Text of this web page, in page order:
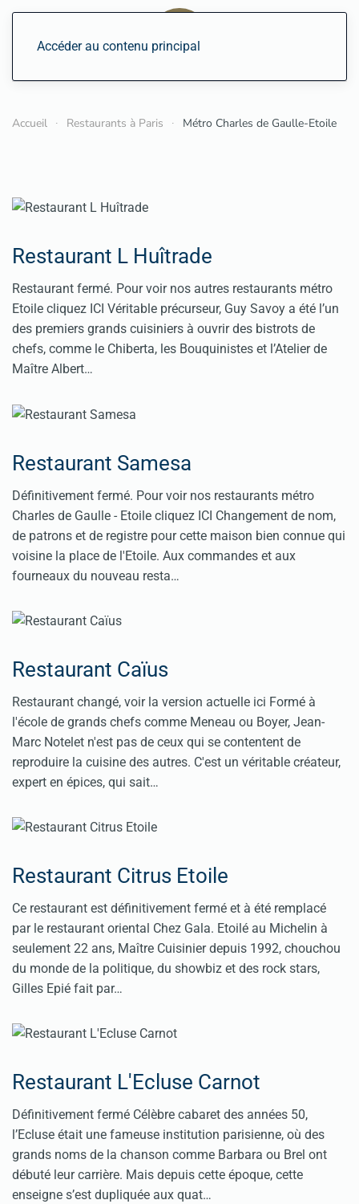
Accéder au contenu principal
Accueil Restaurants à Paris Métro Charles de Gaulle-Etoile
Restaurant L Huîtrade
Restaurant fermé. Pour voir nos autres restaurants métro
Etoile cliquez ICI Véritable précurseur, Guy Savoy a été l’un
des premiers grands cuisiniers à ouvrir des bistrots de
chefs, comme le Chiberta, les Bouquinistes et l’Atelier de
Maître Albert…
Restaurant Samesa
Définitivement fermé. Pour voir nos restaurants métro
Charles de Gaulle - Etoile cliquez ICI Changement de nom,
de patrons et de registre pour cette maison bien connue qui
voisine la place de l'Etoile. Aux commandes et aux
fourneaux du nouveau resta…
Restaurant Caïus
Restaurant changé, voir la version actuelle ici Formé à
l'école de grands chefs comme Meneau ou Boyer, Jean-
Marc Notelet n'est pas de ceux qui se contentent de
reproduire la cuisine des autres. C'est un véritable créateur,
expert en épices, qui sait…
Restaurant Citrus Etoile
Ce restaurant est définitivement fermé et à été remplacé
par le restaurant oriental Chez Gala. Etoilé au Michelin à
seulement 22 ans, Maître Cuisinier depuis 1992, chouchou
du monde de la politique, du showbiz et des rock stars,
Gilles Epié fait par…
Restaurant L'Ecluse Carnot
Définitivement fermé Célèbre cabaret des années 50,
l’Ecluse était une fameuse institution parisienne, où des
grands noms de la chanson comme Barbara ou Brel ont
débuté leur carrière. Mais depuis cette époque, cette
enseigne s’est dupliquée aux quat…